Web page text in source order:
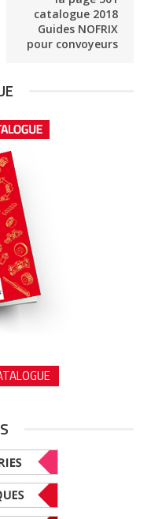
catalogue 2018
Guides NOFRIX
pour convoyeurs